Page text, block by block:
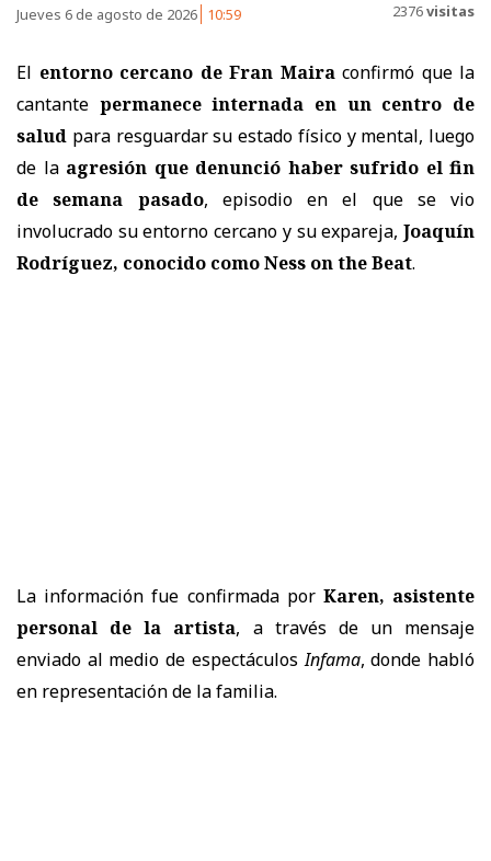
Jueves 6 de agosto de 2026 10:59 2376visitas
El entorno cercano de Fran Mairaconfirmó que la
cantante permanece internada en un centro de
salud para resguardar su estado físico y mental, luego
de la agresión que denunció haber sufrido el fin
de semana pasado, episodio en el que se vio
involucrado su entorno cercano y su expareja, Joaquín
Rodríguez, conocido como Ness on the Beat.
La información fue confirmada por Karen, asistente
personal de la artista, a través de un mensaje
enviado al medio de espectáculosInfama, donde habló
en representación de la familia.